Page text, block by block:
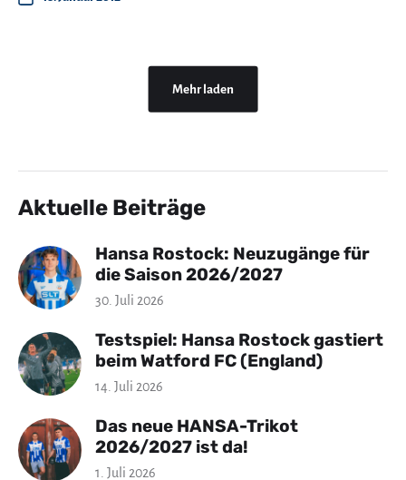
Mehr laden
Aktuelle Beiträge
Hansa Rostock: Neuzugänge für
die Saison 2026/2027
30. Juli 2026
Testspiel: Hansa Rostock gastiert
beim Watford FC (England)
14. Juli 2026
Das neue HANSA-Trikot
2026/2027 ist da!
1. Juli 2026